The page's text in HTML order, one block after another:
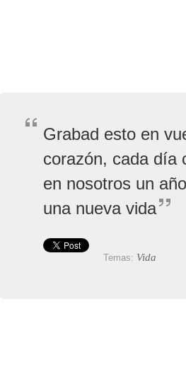
Grabad esto en
corazón, cada día
en nosotros un
una nueva vida
Temas: Vida